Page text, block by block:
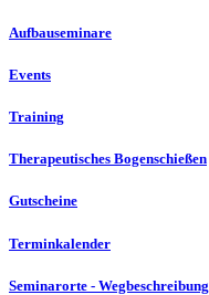
Aufbauseminare
Events
Training
Therapeutisches Bogenschießen
Gutscheine
Terminkalender
Seminarorte - Wegbeschreibung